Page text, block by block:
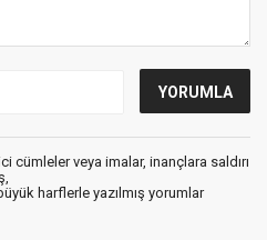
cümleler veya imalar, inançlara saldırı
harflerle yazılmış yorumlar